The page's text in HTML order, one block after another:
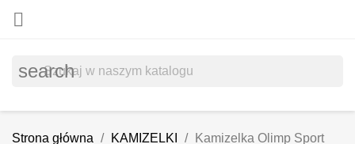

search
Strona główna KAMIZELKI
Kamizelka Olimp Sport